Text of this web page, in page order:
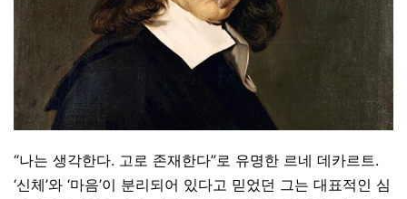
“나는 생각한다. 고로 존재한다”로 유명한 르네 데카르트.
‘신체’와 ‘마음’이 분리되어 있다고 믿었던 그는 대표적인 심